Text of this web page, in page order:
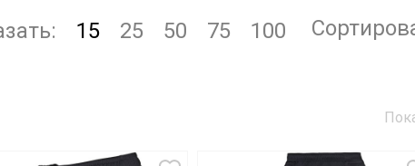
15 25 50 75 100